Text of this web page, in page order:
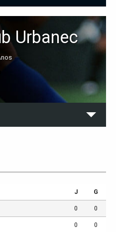
Urbanec
J G
0 0
0 0